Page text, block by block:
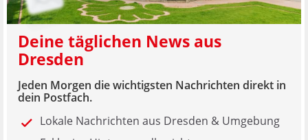
Deine täglichen News aus
Dresden
Jeden Morgen die wichtigsten Nachrichten direkt in
dein Postfach.
Lokale Nachrichten aus Dresden & Umgebung